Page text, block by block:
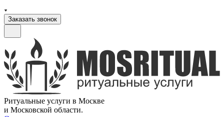
Заказать звонок
Ритуальные услуги в Москве
и Московской области.